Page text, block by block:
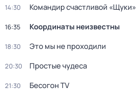
14:30 Командир счастливой «Щуки»
16:35 Координаты неизвестны
18:30 Это мы не проходили
20:30 Простые чудеса
21:30
Бесогон TV